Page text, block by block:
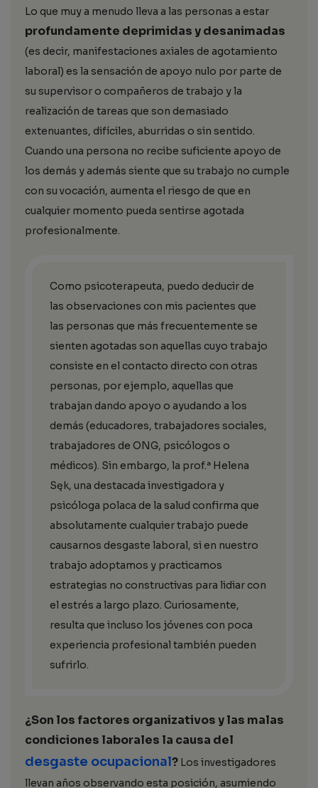
Lo que muy a menudo lleva a las personas a estar
profundamente deprimidas y desanimadas
(es decir, manifestaciones axiales de agotamiento
laboral) es la sensación de apoyo nulo por parte de
su supervisor o compañeros de trabajo y la
realización de tareas que son demasiado
extenuantes, difíciles, aburridas o sin sentido.
Cuando una persona no recibe suficiente apoyo de
los demás y además siente que su trabajo no cumple
con su vocación, aumenta el riesgo de que en
cualquier momento pueda sentirse agotada
profesionalmente.
Como psicoterapeuta, puedo deducir de
las observaciones con mis pacientes que
las personas que más frecuentemente se
sienten agotadas son aquellas cuyo trabajo
consiste en el contacto directo con otras
personas, por ejemplo, aquellas que
trabajan dando apoyo o ayudando a los
demás (educadores, trabajadores sociales,
trabajadores de ONG, psicólogos o
médicos). Sin embargo, la prof.ª Helena
Sęk, una destacada investigadora y
psicóloga polaca de la salud confirma que
absolutamente cualquier trabajo puede
causarnos desgaste laboral, si en nuestro
trabajo adoptamos y practicamos
estrategias no constructivas para lidiar con
el estrés a largo plazo. Curiosamente,
resulta que incluso los jóvenes con poca
experiencia profesional también pueden
sufrirlo.
¿Son los factores organizativos y las malas
condiciones laborales la causa del
desgaste ocupacional? Los investigadores
llevan años observando esta posición, asumiendo